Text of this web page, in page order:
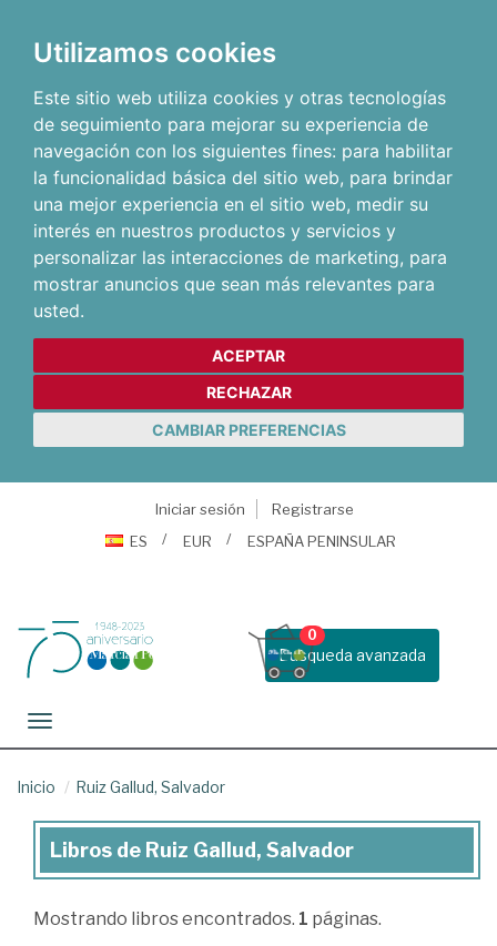
Utilizamos cookies
Este sitio web utiliza cookies y otras tecnologías
de seguimiento para mejorar su experiencia de
navegación con los siguientes fines: para habilitar
la funcionalidad básica del sitio web, para brindar
una mejor experiencia en el sitio web, medir su
interés en nuestros productos y servicios y
personalizar las interacciones de marketing, para
mostrar anuncios que sean más relevantes para
usted.
ACEPTAR
RECHAZAR
CAMBIAR PREFERENCIAS
Iniciar sesión
Registrarse
ES
EUR ESPAÑA PENINSULAR
Busqueda avanzada
0
Toggle navigation
Inicio Ruiz Gallud, Salvador
Libros
Ruiz
Libros de Ruiz Gallud, Salvador
Mostrando libros encontrados. 1 páginas.